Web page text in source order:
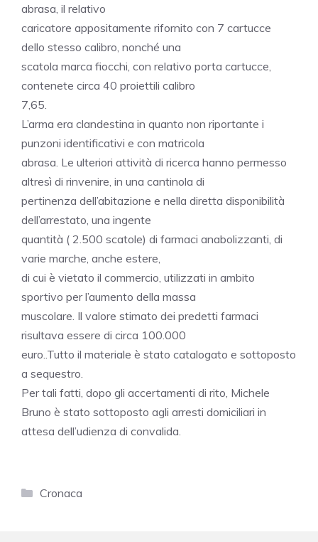
abrasa, il relativo
caricatore appositamente rifornito con 7 cartucce
dello stesso calibro, nonché una
scatola marca fiocchi, con relativo porta cartucce,
contenete circa 40 proiettili calibro
7,65.
L’arma era clandestina in quanto non riportante i
punzoni identificativi e con matricola
abrasa. Le ulteriori attività di ricerca hanno permesso
altresì di rinvenire, in una cantinola di
pertinenza dell’abitazione e nella diretta disponibilità
dell’arrestato, una ingente
quantità ( 2.500 scatole) di farmaci anabolizzanti, di
varie marche, anche estere,
di cui è vietato il commercio, utilizzati in ambito
sportivo per l’aumento della massa
muscolare. Il valore stimato dei predetti farmaci
risultava essere di circa 100.000
euro..Tutto il materiale è stato catalogato e sottoposto
a sequestro.
Per tali fatti, dopo gli accertamenti di rito, Michele
Bruno è stato sottoposto agli arresti domiciliari in
attesa dell’udienza di convalida.
Categorie
Cronaca